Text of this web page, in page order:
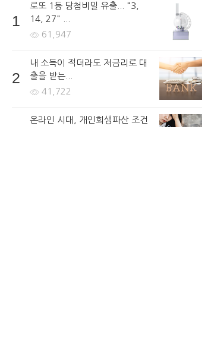
국민연금 언제까지 내고 언제부터 얼마나 받나요?
2
1
로또 1등 당첨비밀 유출... "3,
14, 27" ...
61,947
2
내 소득이 적더라도 저금리로 대
출을 받는...
41,722
온라인 시대, 개인회생파산 조건